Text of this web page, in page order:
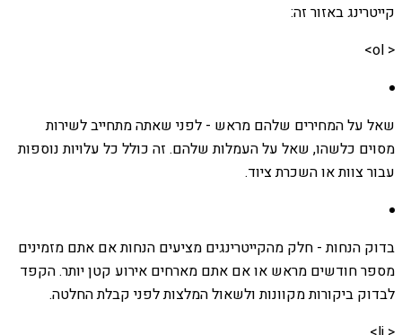
קייטרינג באזור זה:
< ol>
שאל על המחירים שלהם מראש - לפני שאתה מתחייב לשירות
מסוים כלשהו, שאל על העמלות שלהם. זה כולל כל עלויות נוספות
עבור צוות או השכרת ציוד.
בדוק הנחות - חלק מהקייטרינגים מציעים הנחות אם אתם מזמינים
מספר חודשים מראש או אם אתם מארחים אירוע קטן יותר. הקפד
לבדוק ביקורות מקוונות ולשאול המלצות לפני קבלת החלטה.